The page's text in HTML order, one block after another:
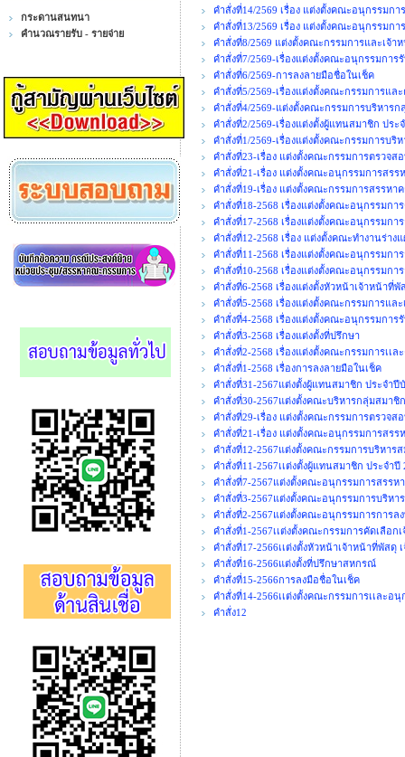
กระดานสนทนา
คำนวณรายรับ - รายจ่าย
คำสั่งที่14/2569 เรื่อง แต่งตั้งคณะอนุกรรมก
คำสั่งที่13/2569 เรื่อง แต่งตั้งคณะอนุกรรม
คำสั่งที่8/2569 แต่งตั้งคณะกรรมการและเจ้
คำสั่งที่7/2569-เรื่องแต่งตั้งคณะอนุกรรมการ
คำสั่งที่6/2569-การลงลายมือชื่อในเช็ค
คำสั่งที่5/2569-เรื่องแต่งตั้งคณะกรรมการแ
คำสั่งที่4/2569-แต่งตั้งคณะกรรมการบริหาร
คำสั่งที่2/2569-เรื่องแต่งตั้งผู้แทนสมาชิก ปร
คำสั่งที่1/2569-เรื่องแต่งตั้งคณะกรรมการบ
คำสั่งที่23-เรื่อง แต่งตั้งคณะกรรมการตรว
คำสั่งที่21-เรื่อง แต่งตั้งคณะอนุกรรมการส
คำสั่งที่19-เรื่อง แต่งตั้งคณะกรรมการสรรห
คำสั่งที่18-2568 เรื่องแต่งตั้งคณะอนุกรรมกา
คำสั่งที่17-2568 เรื่องแต่งตั้งคณะอนุกรรมก
คำสั่งที่12-2568 เรื่อง แต่งตั้งคณะทำงานร่าง
คำสั่งที่11-2568 เรื่องแต่งตั้งคณะอนุกรรมก
คำสั่งที่10-2568 เรื่องแต่งตั้งคณะอนุกรรมก
คำสั่งที่6-2568 เรื่องแต่งตั้งหัวหน้าเจ้าหน้าที่
คำสั่งที่5-2568 เรื่องแต่งตั้งคณะกรรมการแ
คำสั่งที่4-2568 เรื่องแต่งตั้งคณะอนุกรรมการ
คำสั่งที่3-2568 เรื่องแต่งตั้งที่ปรึกษา
คำสั่งที่2-2568 เรื่องแต่งตั้งคณะกรรมการเเ
คำสั่งที่1-2568 เรื่องการลงลายมือในเช็ค
คำสั่งที่31-2567แต่งตั้งผู้แทนสมาชิก ประจำปี
คำสั่งที่30-2567แต่งตั้งคณะบริหารกลุ่มสมาชิ
คำสั่งที่29-เรื่อง แต่งตั้งคณะกรรมการตรว
คำสั่งที่21-เรื่อง แต่งตั้งคณะอนุกรรมการส
คำสั่งที่12-2567แต่งตั้งคณะกรรมการบริหาร
คำสั่งที่11-2567เเต่งตั้งผู้แทนสมาชิก ประจำปี
คำสั่งที่7-2567แต่งตั้งคณะอนุกรรมการสรร
คำสั่งที่3-2567แต่งตั้งคณะอนุกรรมการบริหาร
คำสั่งที่2-2567แต่งตั้งคณะอนุกรรมการการล
คำสั่งที่1-2567เเต่งตั้งคณะกรรมการคัดเลือ
คำสั่งที่17-2566เเต่งตั้งหัวหน้าเจ้าหน้าที่พัส
คำสั่งที่16-2566แต่งตั้งที่ปรึกษาสหกรณ์
คำสั่งที่15-2566การลงมือชื่อในเช็ค
คำสั่งที่14-2566เเต่งตั้งคณะกรรมการเเละอ
คำสั่ง12